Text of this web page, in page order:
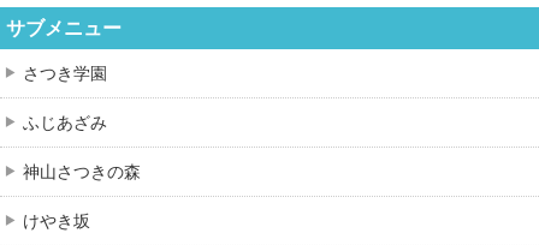
サブメニュー
さつき学園
ふじあざみ
神山さつきの森
けやき坂